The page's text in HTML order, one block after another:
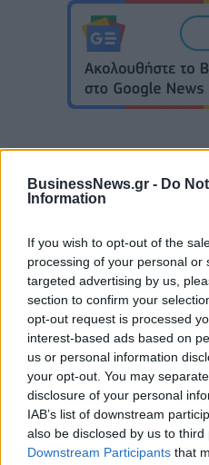
BusinessNews.gr - Do
Information
If you wish to opt-out of the
processing of your personal or
targeted advertising by us,
section to confirm your
opt-out request is processed
interest-based ads based on
us or personal information
your opt-out. You may
disclosure of your personal
IAB’s list of downstream
also be disclosed by us to third
Downstream Participants that
EuroLeague: Οι ενθουσιώδεις
Ευρωπαϊκό Κορασίδων Β'
Κατηγορίας: Πρεμιέρα με νίκη
για Δανία και Ισλανδία - Το
πανόραμα
Metlen: Ρεκόρ EBITDA στο α'
κέρδη 313 εκατ. ευρώ